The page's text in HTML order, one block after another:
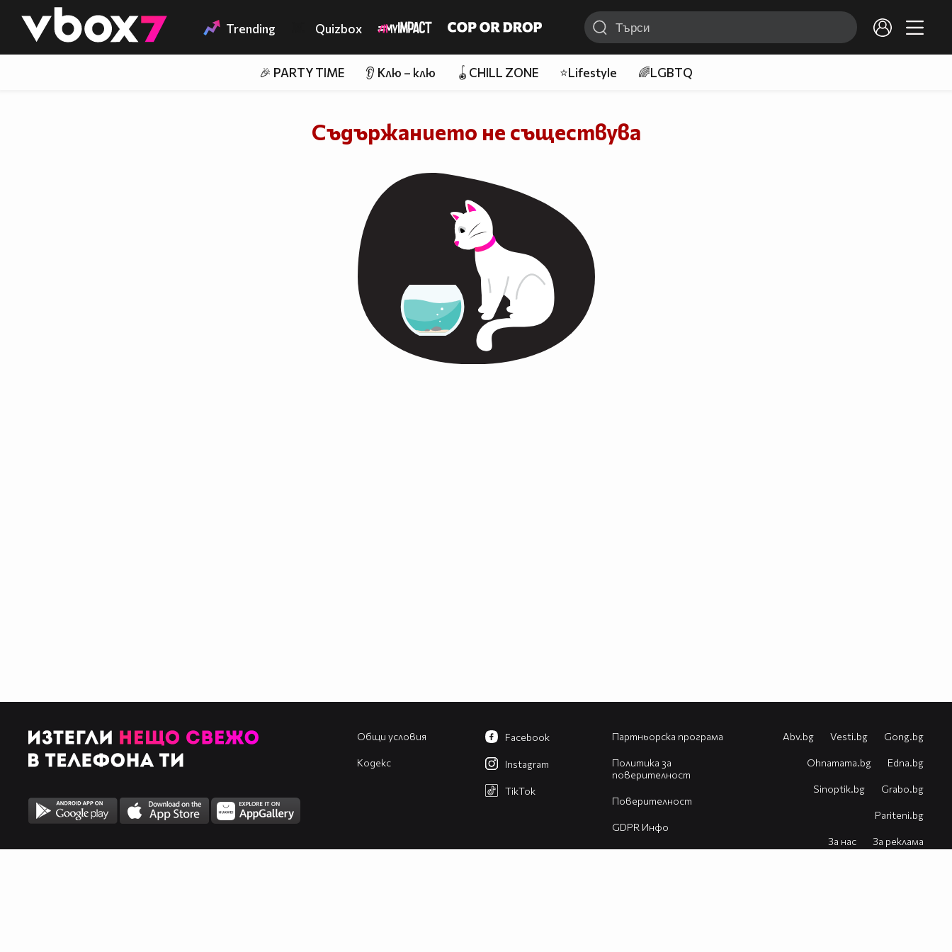
👾 Trending Quizbox
🎉 PARTY TIME 👂 Клю – клю 🪀CHILL ZONE ⭐Lifestyle 🌈LGBTQ
Съдържанието не съществува
Общи условия
Кодекс
Партньорска програма
Политика за
поверителност
Поверителност
GDPR Инфо
Известия
Facebook
Instagram
TikTok
Abv.bg Vesti.bg Gong.bg
Оhnamama.bg Edna.bg
Sinoptik.bg Grabo.bg
Pariteni.bg
За нас За реклама